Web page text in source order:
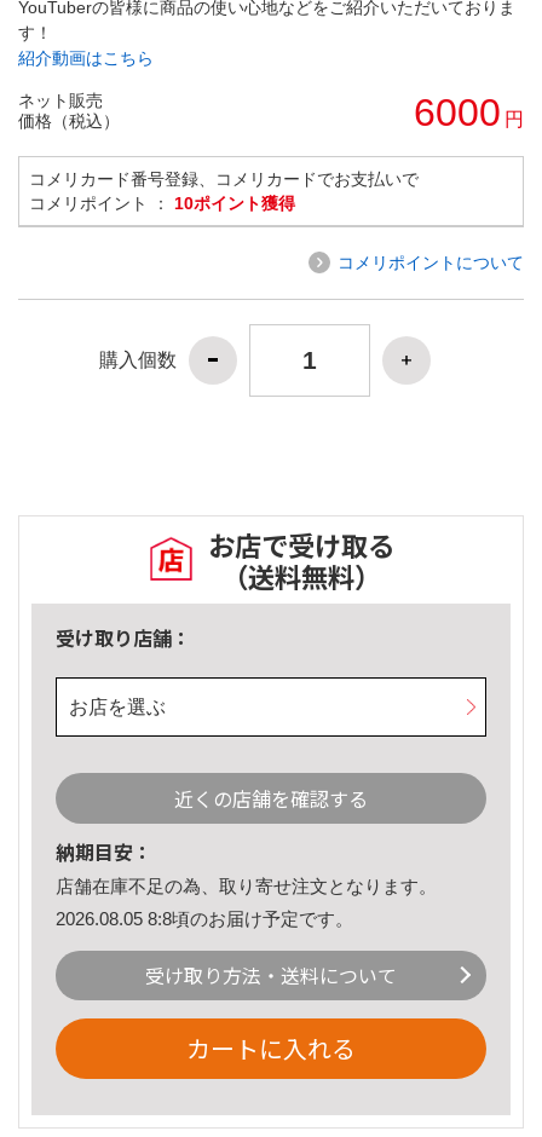
YouTuberの皆様に商品の使い心地などをご紹介いただいておりま
す！
紹介動画はこちら
ネット販売
価格（税込）
6000 円
コメリカード番号登録、コメリカードでお支払いで
コメリポイント ： 10ポイント獲得
コメリポイントについて
購入個数
お店で受け取る
（送料無料）
受け取り店舗：
お店を選ぶ
近くの店舗を確認する
納期目安：
店舗在庫不足の為、取り寄せ注文となります。
2026.08.05 8:8頃のお届け予定です。
受け取り方法・送料について
カートに入れる